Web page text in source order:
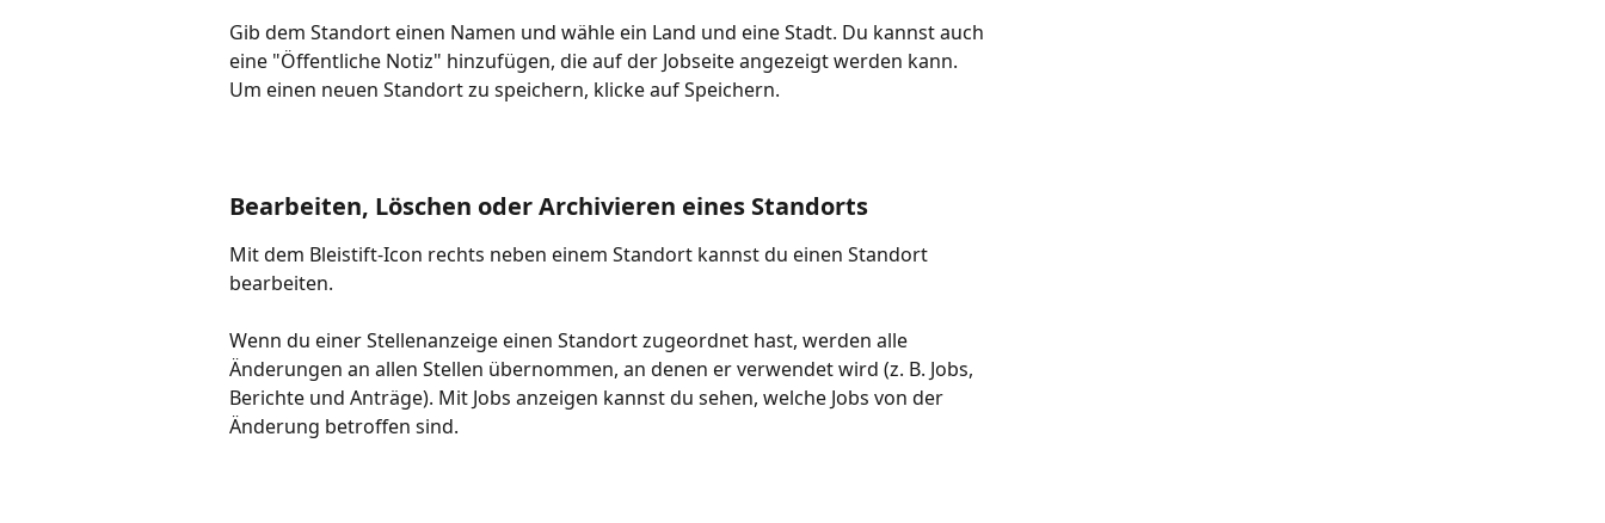
Gib dem Standort einen Namen und wähle ein Land und eine Stadt. Du kannst auch
eine "Öffentliche Notiz" hinzufügen, die auf der Jobseite angezeigt werden kann.
Um einen neuen Standort zu speichern, klicke auf Speichern.
Bearbeiten, Löschen oder Archivieren eines Standorts
Mit dem Bleistift-Icon rechts neben einem Standort kannst du einen Standort
bearbeiten.
Wenn du einer Stellenanzeige einen Standort zugeordnet hast, werden alle
Änderungen an allen Stellen übernommen, an denen er verwendet wird (z. B. Jobs,
Berichte und Anträge). Mit Jobs anzeigen kannst du sehen, welche Jobs von der
Änderung betroffen sind.